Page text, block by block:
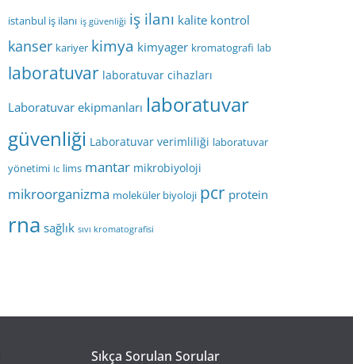
istanbul iş ilanı iş güvenliği iş ilanı kalite kontrol
kanser kariyer kimya kimyager kromatografi lab
laboratuvar laboratuvar cihazları
Laboratuvar ekipmanları laboratuvar
güvenliği Laboratuvar verimliliği laboratuvar
yönetimi lc lims mantar mikrobiyoloji
mikroorganizma moleküler biyoloji pcr protein
rna sağlık sıvı kromatografisi
Sıkça Sorulan Sorular